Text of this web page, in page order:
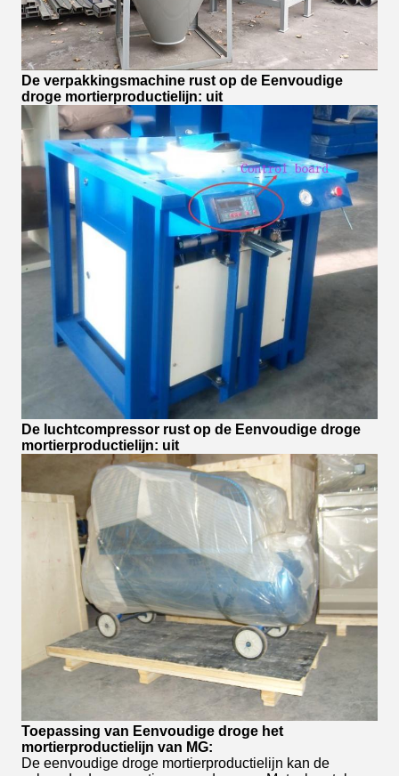
De verpakkingsmachine rust op de Eenvoudige
droge mortierproductielijn: uit
De luchtcompressor rust op de Eenvoudige droge
mortierproductielijn: uit
Toepassing van Eenvoudige droge het
mortierproductielijn van MG:
De eenvoudige droge mortierproductielijn kan de